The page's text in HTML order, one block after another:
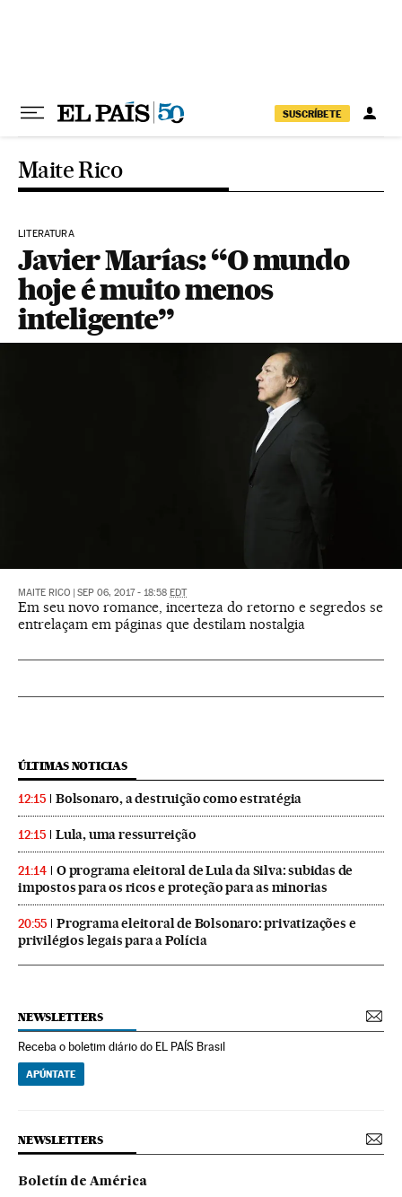
SUSCRÍBETE
Maite Rico
LITERATURA
Javier Marías: “O mundo
hoje é muito menos
inteligente”
MAITE RICO SEP 06, 2017 - 18:58 EDT
Em seu novo romance, incerteza do retorno e segredos se
entrelaçam em páginas que destilam nostalgia
ÚLTIMAS NOTICIAS
12:15 Bolsonaro, a destruição como estratégia
12:15 Lula, uma ressurreição
21:14
O programa eleitoral de Lula da Silva: subidas de
impostos para os ricos e proteção para as minorias
20:55
Programa eleitoral de Bolsonaro: privatizações e
privilégios legais para a Polícia
NEWSLETTERS
Receba o boletim diário do EL PAÍS Brasil
APÚNTATE
NEWSLETTERS
Boletín de América